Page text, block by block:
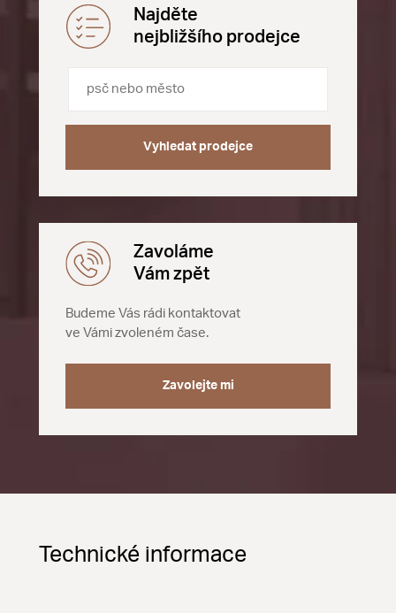
Najděte
nejbližšího prodejce
Vyhledat prodejce
Zavoláme
Vám zpět
Budeme Vás rádi kontaktovat
ve Vámi zvoleném čase.
Zavolejte mi
Technické informace